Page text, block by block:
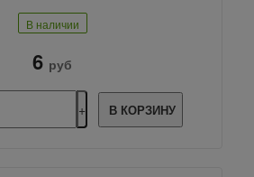
В наличии
6 руб
В КОРЗИНУ